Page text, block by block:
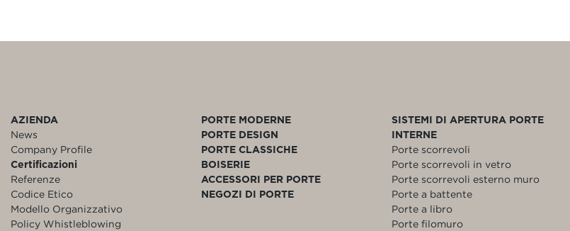
AZIENDA
News
Company Profile
Certificazioni
Referenze
Codice Etico
Modello Organizzativo
Policy Whistleblowing
PORTE MODERNE
PORTE DESIGN
PORTE CLASSICHE
BOISERIE
ACCESSORI PER PORTE
NEGOZI DI PORTE
SISTEMI DI APERTURA PORTE
INTERNE
Porte scorrevoli
Porte scorrevoli in vetro
Porte scorrevoli esterno muro
Porte a battente
Porte a libro
Porte filomuro